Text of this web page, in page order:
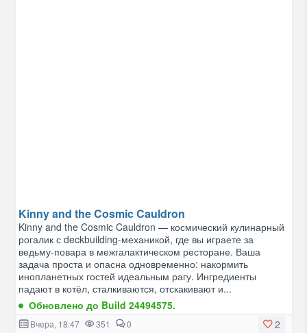
Kinny and the Cosmic Cauldron
Kinny and the Cosmic Cauldron — космический кулинарный
рогалик с deckbuilding-механикой, где вы играете за
ведьму-повара в межгалактическом ресторане. Ваша
задача проста и опасна одновременно: накормить
инопланетных гостей идеальным рагу. Ингредиенты
падают в котёл, сталкиваются, отскакивают и...
Обновлено до Build 24494575.
2
Вчера, 18:47 351 0